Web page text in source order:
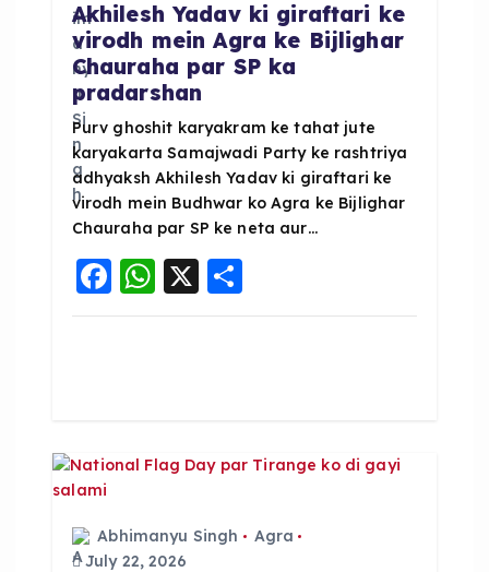
Akhilesh Yadav ki giraftari ke
virodh mein Agra ke Bijlighar
Chauraha par SP ka
pradarshan
Purv ghoshit karyakram ke tahat jute
karyakarta Samajwadi Party ke rashtriya
adhyaksh Akhilesh Yadav ki giraftari ke
virodh mein Budhwar ko Agra ke Bijlighar
Chauraha par SP ke neta aur…
F
a
o
k
W
h
p
p
X S
h
Abhimanyu Singh
Agra
July 22, 2026